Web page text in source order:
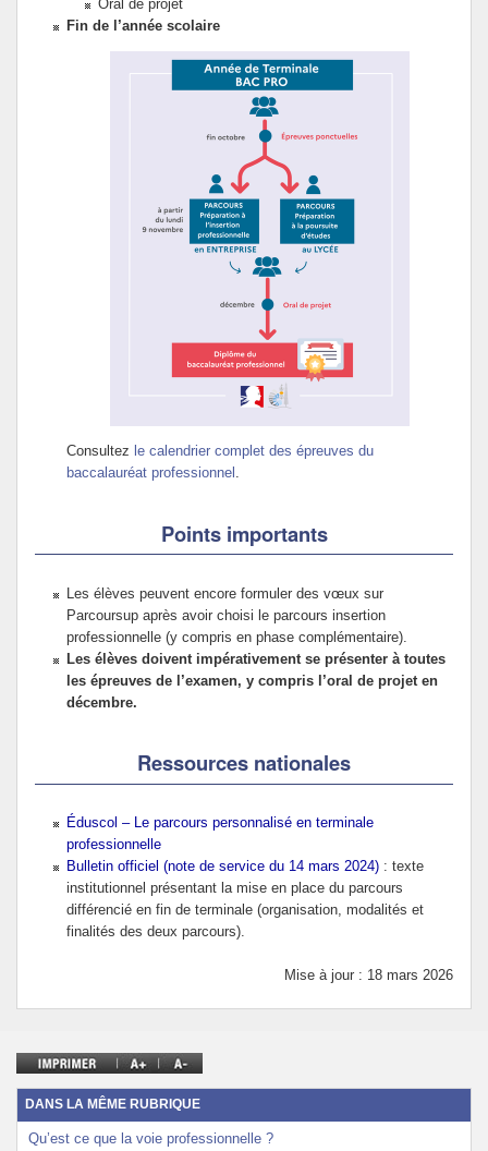
Oral de projet
Fin de l’année scolaire
Consultez le calendrier complet des épreuves du
baccalauréat professionnel
Points importants
Les élèves peuvent encore formuler des vœux sur
Parcoursup après avoir choisi le parcours insertion
professionnelle (y compris en phase complémentaire).
Les élèves doivent impérativement se présenter à toutes
les épreuves de l’examen, y compris l’oral de projet en
décembre.
Ressources nationales
Éduscol – Le parcours personnalisé en terminale
professionnelle
Bulletin officiel (note de service du 14 mars 2024): texte
institutionnel présentant la mise en place du parcours
différencié en fin de terminale (organisation, modalités et
finalités des deux parcours).
Mise à jour : 18 mars 2026
DANS LA MÊME RUBRIQUE
Qu’est ce que la voie professionnelle ?